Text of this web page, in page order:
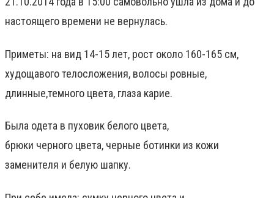
настоящего времени не вернулась.
Приметы: на вид 14-15 лет, рост около 160-165 см,
худощавоготелосложения, волосы ровные,
длинные,темного цвета, глаза карие.
Была одета в пуховик белого цвета,
брюки черного цвета, черные ботинки из кожи
заменителя и белую шапку.